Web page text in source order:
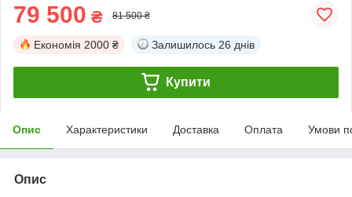
79 500 ₴ 81 500 ₴
Економія 2000 ₴ Залишилось 26 днів
Купити
Опис Характеристики Доставка Оплата Умови
Опис